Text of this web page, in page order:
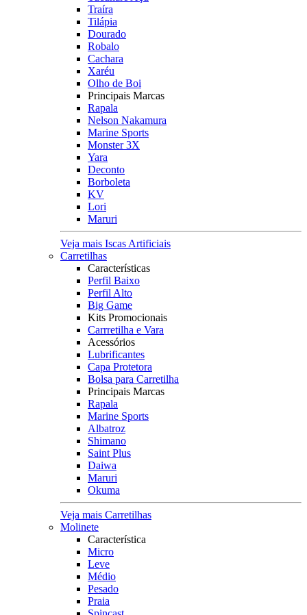
Traíra
Tilápia
Dourado
Robalo
Cachara
Xaréu
Olho de Boi
Principais Marcas
Rapala
Nelson Nakamura
Marine Sports
Monster 3X
Yara
Deconto
Borboleta
KV
Lori
Maruri
Veja mais Iscas Artificiais
Carretilhas
Características
Perfil Baixo
Perfil Alto
Big Game
Kits Promocionais
Carrretilha e Vara
Acessórios
Lubrificantes
Capa Protetora
Bolsa para Carretilha
Principais Marcas
Rapala
Marine Sports
Albatroz
Shimano
Saint Plus
Daiwa
Maruri
Okuma
Veja mais Carretilhas
Molinete
Característica
Micro
Leve
Médio
Pesado
Praia